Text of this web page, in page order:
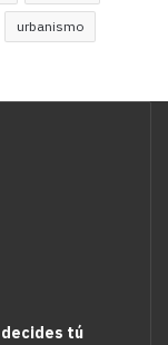
urbanismo
decides tú